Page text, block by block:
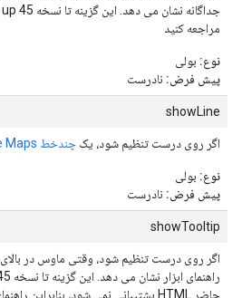
جداگانه نشان می دهد. این گزینه تا نسخه 45
up نامیده می شد. همچنین به
مراجعه کنید
نوع: بولی
پیش فرض: نادرست
showLine
اگر روی درست تنظیم شود، یک چندخط Google Maps
نوع: بولی
پیش فرض: نادرست
showTooltip
اگر روی درست تنظیم شود، وقتی ماوس در
راهنمای ابزار نشان می دهد. این گزینه تا نسخه 45
حاضر HTML پشتیبانی نمی شود، بنابراین راهنمای ابزار تگ های خام HTML را نشان می دهد.